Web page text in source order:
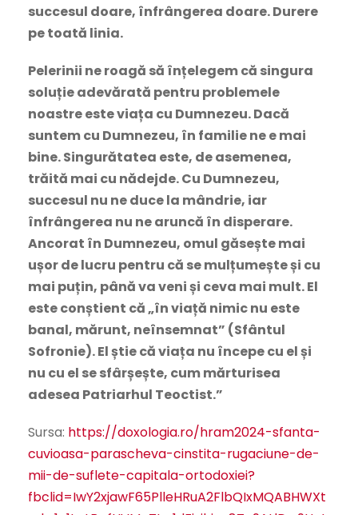
succesul doare, înfrângerea doare. Durere
pe toată linia.
Pelerinii ne roagă să înțelegem că singura
soluție adevărată pentru problemele
noastre este viața cu Dumnezeu. Dacă
suntem cu Dumnezeu, în familie ne e mai
bine. Singurătatea este, de asemenea,
trăită mai cu nădejde. Cu Dumnezeu,
succesul nu ne duce la mândrie, iar
înfrângerea nu ne aruncă în disperare.
Ancorat în Dumnezeu, omul găsește mai
ușor de lucru pentru că se mulțumește și cu
mai puțin, până va veni și ceva mai mult. El
este conștient că „în viață nimic nu este
banal, mărunt, neînsemnat” (Sfântul
Sofronie). El știe că viața nu începe cu el și
nu cu el se sfârșește, cum mărturisea
adesea Patriarhul Teoctist.”
Sursa: https://doxologia.ro/hram2024-sfanta-
cuvioasa-parascheva-cinstita-rugaciune-de-
mii-de-suflete-capitala-ortodoxiei?
fbclid=IwY2xjawF65PlleHRuA2FlbQIxMQABHWXt